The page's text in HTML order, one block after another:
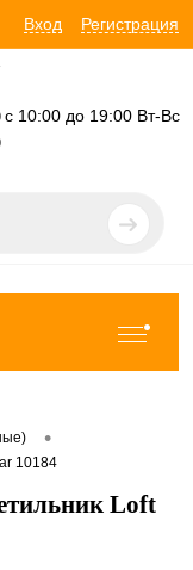
Вход Регистрация
с 10:00 до 19:00 Вт-Вс
•
10184
Loft